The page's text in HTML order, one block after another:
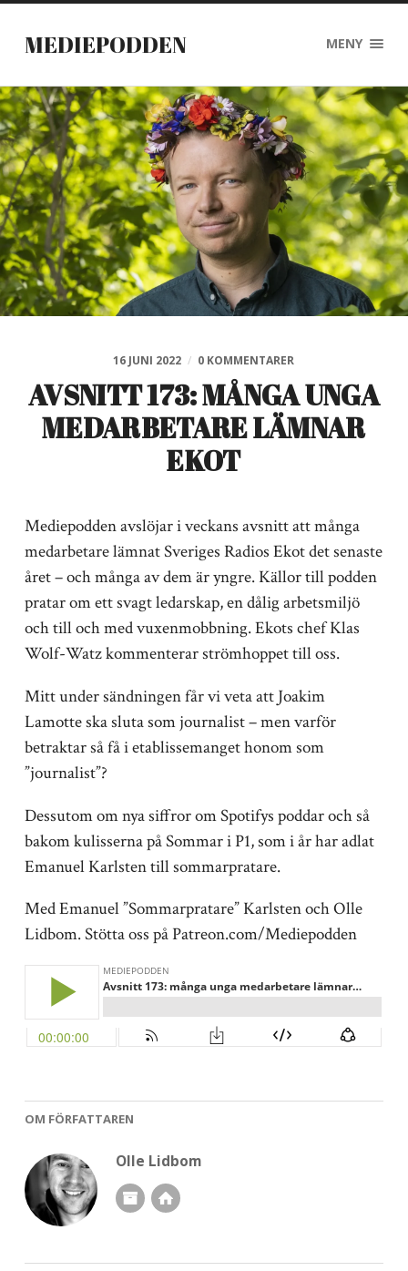
MEDIEPODDEN MENY
16 JUNI 2022 / 0 KOMMENTARER
AVSNITT 173: MÅNGA UNGA
MEDARBETARE LÄMNAR
EKOT
Mediepodden avslöjar i veckans avsnitt att många
medarbetare lämnat Sveriges Radios Ekot det senaste
året – och många av dem är yngre. Källor till podden
pratar om ett svagt ledarskap, en dålig arbetsmiljö
och till och med vuxenmobbning. Ekots chef Klas
Wolf-Watz kommenterar strömhoppet till oss.
Mitt under sändningen får vi veta att Joakim
Lamotte ska sluta som journalist – men varför
betraktar så få i etablissemanget honom som
”journalist”?
Dessutom om nya siffror om Spotifys poddar och så
bakom kulisserna på Sommar i P1, som i år har adlat
Emanuel Karlsten till sommarpratare.
Med Emanuel ”Sommarpratare” Karlsten och Olle
Lidbom. Stötta oss på Patreon.com/Mediepodden
OM FÖRFATTAREN
Olle Lidbom